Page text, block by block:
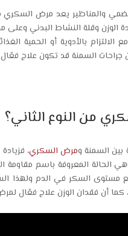
والمناظير يعد مرض السكري من
وقلة النشاط البدني وعلى
بالأدوية أو الحمية
السمنة قد تكون علاج
من النوع الثاني؟
بين السمنة ومرض السكري،
المعروفة باسم مقاومة
مستوى السكر في الدم
كما أن فقدان الوزن علاج فعّال